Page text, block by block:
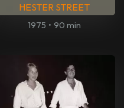
HESTER STREET
1975 • 90 min